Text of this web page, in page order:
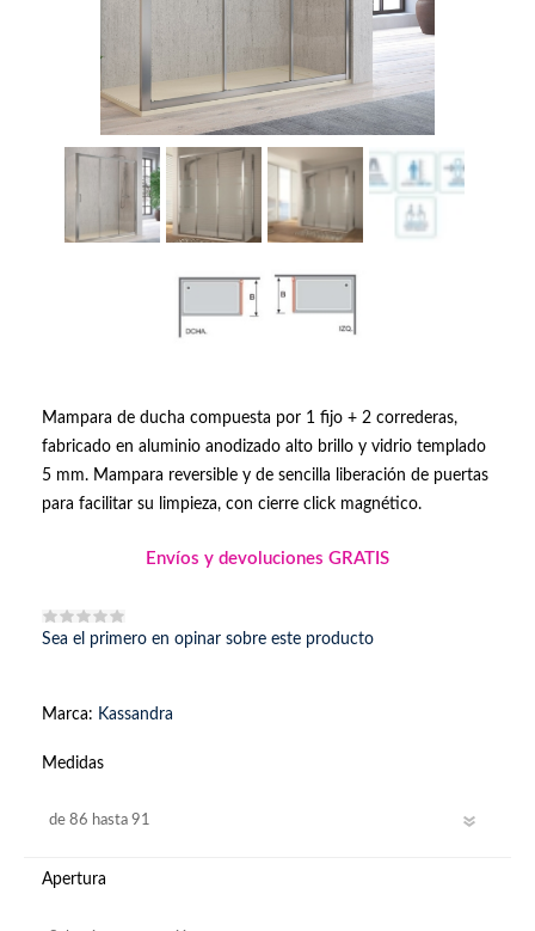
Mampara de ducha compuesta por 1 fijo + 2 correderas,
fabricado en aluminio anodizado alto brillo y vidrio templado
5 mm. Mampara reversible y de sencilla liberación de puertas
para facilitar su limpieza, con cierre click magnético.
Envíos y devoluciones GRATIS
Sea el primero en opinar sobre este producto
Marca: Kassandra
Medidas
Apertura